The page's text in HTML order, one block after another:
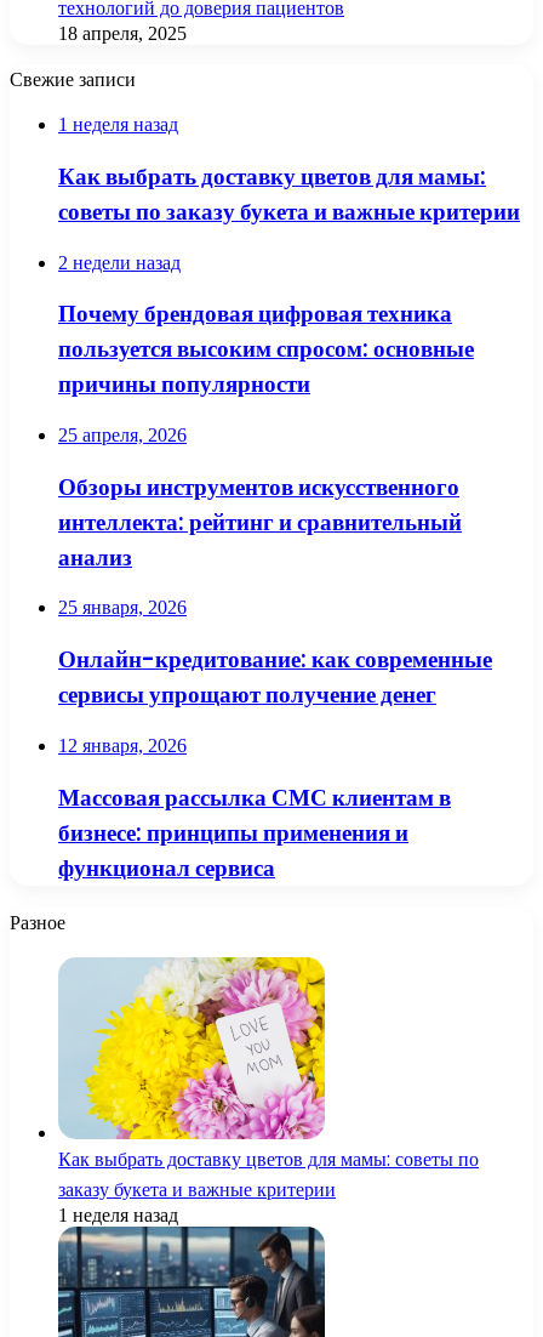
технологий до доверия пациентов
18 апреля, 2025
Свежие записи
1 неделя назад
Как выбрать доставку цветов для мамы:
советы по заказу букета и важные критерии
2 недели назад
Почему брендовая цифровая техника
пользуется высоким спросом: основные
причины популярности
25 апреля, 2026
Обзоры инструментов искусственного
интеллекта: рейтинг и сравнительный
анализ
25 января, 2026
Онлайн-кредитование: как современные
сервисы упрощают получение денег
12 января, 2026
Массовая рассылка СМС клиентам в
бизнесе: принципы применения и
функционал сервиса
Разное
Как выбрать доставку цветов для мамы: советы по
заказу букета и важные критерии
1 неделя назад